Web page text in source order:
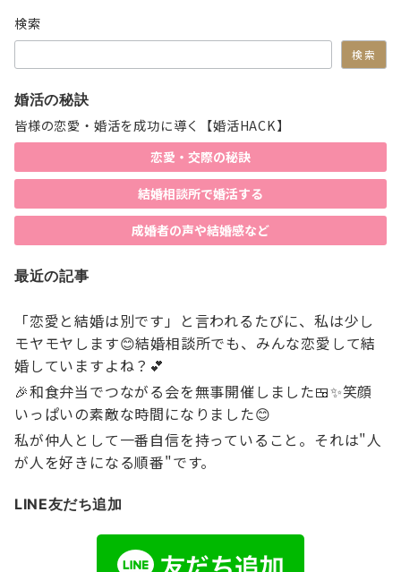
ペ
ー
ジ
送
検索
検索
婚活の秘訣
皆様の恋愛・婚活を成功に導く【婚活HACK】
恋愛・交際の秘訣
結婚相談所で婚活する
成婚者の声や結婚感など
最近の記事
「恋愛と結婚は別です」と言われるたびに、私は少し
モヤモヤします😊結婚相談所でも、みんな恋愛して結
婚していますよね？💕
🎉和食弁当でつながる会を無事開催しました🍱✨笑顔
いっぱいの素敵な時間になりました😊
私が仲人として一番自信を持っていること。それは"人
が人を好きになる順番"です。
LINE友だち追加